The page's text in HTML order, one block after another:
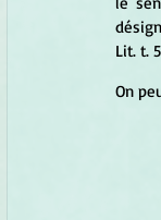
Lit. t.
On